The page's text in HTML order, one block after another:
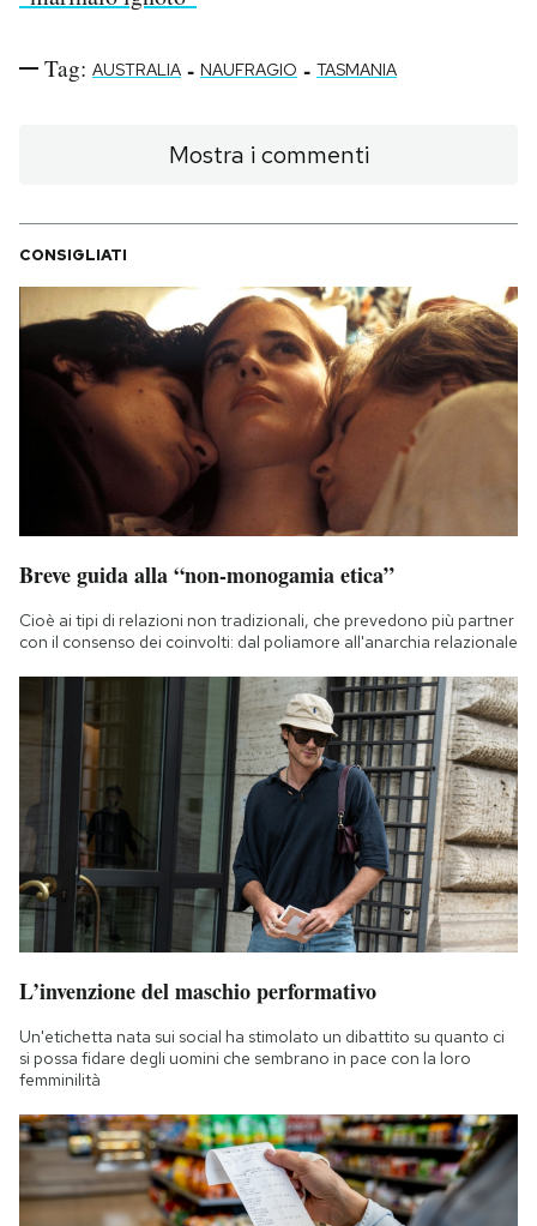
Tag: AUSTRALIA - NAUFRAGIO - TASMANIA
Mostra i commenti
CONSIGLIATI
Breve guida alla “non-monogamia etica”
Cioè ai tipi di relazioni non tradizionali, che prevedono più partner
con il consenso dei coinvolti: dal poliamore all'anarchia relazionale
L’invenzione del maschio performativo
Un'etichetta nata sui social ha stimolato un dibattito su quanto ci
si possa fidare degli uomini che sembrano in pace con la loro
femminilità